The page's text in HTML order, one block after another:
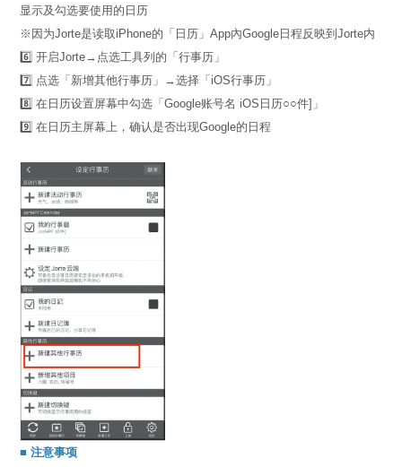
显示及勾选要使用的日历
※因为Jorte是读取iPhone的「日历」App內Google日程反映到Jorte内
6️⃣ 开启Jorte→点选工具列的「行事历」
7️⃣ 点选「新增其他行事历」→选择「iOS行事历」
8️⃣ 在日历设置屏幕中勾选「Google账号名 iOS日历○○件]」
9️⃣ 在日历主屏幕上，确认是否出现Google的日程
■ 注意事项